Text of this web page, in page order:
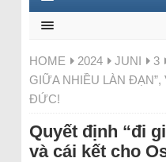
HOME 2024 JUNI 3
GIỮA NHIỀU LÀN
ĐỨC!
Quyết định “đi
và cái kết cho